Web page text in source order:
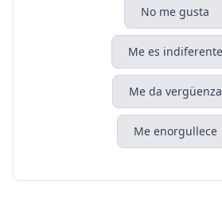
No me gusta
Me es indiferente
Me da vergüenza
Me enorgullece